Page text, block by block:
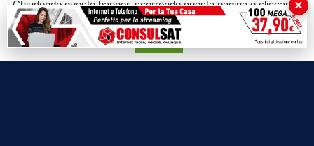
Video
PUBBLICITÀ
Chiudendo questo banner, scorrendo questa pagina o cliccando
su qualunque suo elemento acconsenti all'uso dei cookie.
Accetta
×